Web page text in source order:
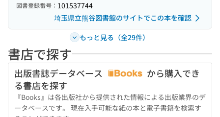
図書登録番号： 101537744
埼玉県立熊谷図書館のサイトでこの本を確認
もっと見る（全29件）
書店で探す
出版書誌データベース
から購入でき
る書店を探す
『Books』は各出版社から提供された情報による出版業界のデ
ータベースです。 現在入手可能な紙の本と電子書籍を検索す